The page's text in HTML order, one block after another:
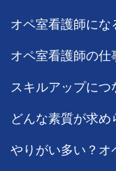
オペ室看護師にな
オペ室看護師の仕
スキルアップに
どんな素質が求め
やりがい多い？オ